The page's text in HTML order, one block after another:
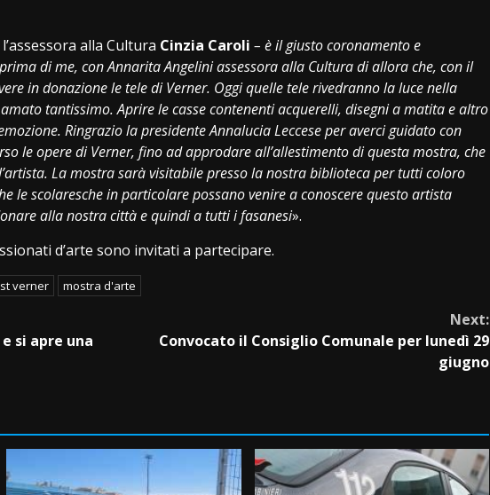
alla Cultura Cinzia Caroli – è il giusto coronamento e
di me, con Annarita Angelini assessora alla Cultura di allora che, con il
in donazione le tele di Verner. Oggi quelle tele rivedranno la luce nella
tantissimo. Aprire le casse contenenti acquerelli, disegni a matita e altro
Ringrazio la presidente Annalucia Leccese per averci guidato con
le opere di Verner, fino ad approdare all’allestimento di questa mostra, che
La mostra sarà visitabile presso la nostra biblioteca per tutti coloro
le scolaresche in particolare possano venire a conoscere questo artista
alla nostra città e quindi a tutti i fasanesi».
d’arte sono invitati a partecipare.
verner mostra d'arte
e si apre una
Next:
Convocato il Consiglio Comunale per lunedì 29
giugno